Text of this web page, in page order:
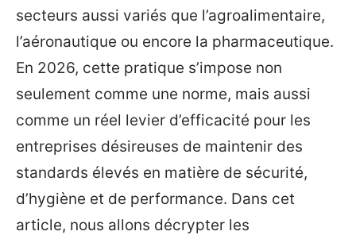
secteurs aussi variés que l’agroalimentaire,
l’aéronautique ou encore la pharmaceutique.
En 2026, cette pratique s’impose non
seulement comme une norme, mais aussi
comme un réel levier d’efficacité pour les
entreprises désireuses de maintenir des
standards élevés en matière de sécurité,
d’hygiène et de performance. Dans cet
article, nous allons décrypter les